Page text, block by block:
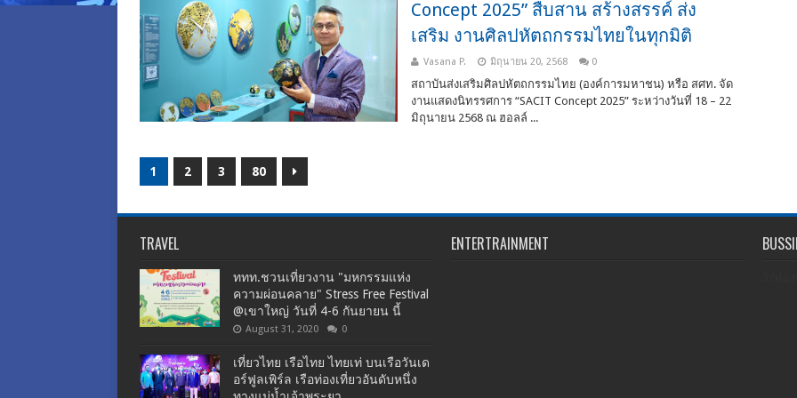
Concept 2025” สืบสาน สร้างสรรค์ ส่ง
เสริม งานศิลปหัตถกรรมไทยในทุกมิติ
Vasana P. มิถุนายน 20, 2568 0
สถาบันส่งเสริมศิลปหัตถกรรมไทย (องค์การมหาชน) หรือ สศท. จัด
งานแสดงนิทรรศการ “SACIT Concept 2025” ระหว่างวันที่ 18 – 22
มิถุนายน 2568 ณ ฮอลล์ ...
1 2 3 80
TRAVEL
ททท.ชวนเที่ยวงาน "มหกรรมแห่ง
ความผ่อนคลาย" Stress Free Festival
@เขาใหญ่ วันที่ 4-6 กันยายน นี้
August 31, 2020 0
เที่ยวไทย เรือไทย ไทยเท่ บนเรือวันเด
อร์ฟูลเพิร์ล เรือท่องเที่ยวอันดับหนึ่ง
ENTERTRAINMENT